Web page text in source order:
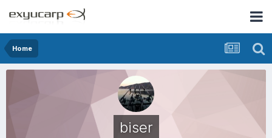
Home
biser